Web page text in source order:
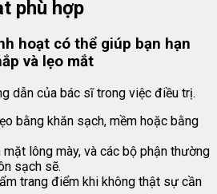
phù hợp
hoạt có thể giúp bạn hạn
và lẹo mắt
dẫn của bác sĩ trong việc điều trị.
bằng khăn sạch, mềm hoặc bằng
mặt lông mày, và các bộ phận thường
sạch sẽ.
trang điểm khi không thật sự cần